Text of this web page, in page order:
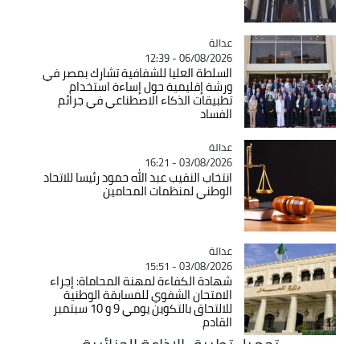
Catégorie
عدالة
06/08/2026 - 12:39
السلطة العليا للشفافية تشارك بمصر في
ورشة إقليمية حول إساءة استخدام
تطبيقات الذكاء الاصطناعي في جرائم
الفساد
Catégorie
عدالة
03/08/2026 - 16:21
انتخاب النقيب عبد الله حمود رئيسا للاتحاد
الوطني لمنظمات المحامين
Catégorie
عدالة
03/08/2026 - 15:51
شهادة الكفاءة لمهنة المحاماة: إجراء
الامتحان الشفوي للمسابقة الوطنية
للالتحاق بالتكوين يومي 9 و 10 سبتمبر
القادم